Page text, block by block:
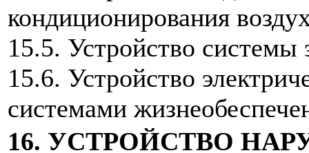
кондиционирования
15.5. Устройство системы
15.6. Устройство
системами
16. УСТРОЙСТВО